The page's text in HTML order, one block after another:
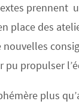
prennent
place des
propulser
plus